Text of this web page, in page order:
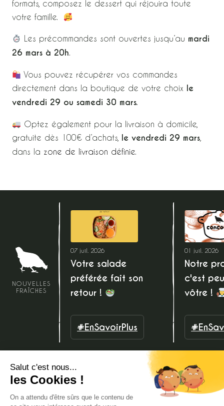
formats, composez le dessert qui réjouira toute
votre famille.
Les précommandes sont ouvertes jusqu’au mardi
26 mars à 20h.
Vous pouvez récupérer vos commandes
directement dans la boutique de votre choix
le
vendredi 29 ou samedi 30 mars.
Optez également pour la livraison à domicile,
gratuite dès 100€ d’achats,
le vendredi 29 mars
dans la zone de livraison définie.
NOUVELLES
FRAÎCHES
07 juil. 2026
Votre salade
préférée fait son
retour !
#EnSavoirPlus
01 juil. 2026
Notre
c'est
vôtre !